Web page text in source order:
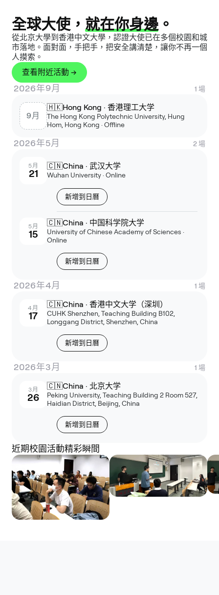
全球大使， 就在你身邊 。
從北京大學到香港中文大學，認證大使已在多個校園和城
市落地。面對面，手把手，把安全講清楚，讓你不再一個
人摸索。
查看附近活動 →
2026年9月 1 場
9月
🇭🇰Hong Kong · 香港理工大学
The Hong Kong Polytechnic University, Hung
Hom, Hong Kong · Offline
2026年5月 2場
5月
21
🇨🇳China · 武汉大学
Wuhan University · Online
新增到日曆
5月
15
🇨🇳China · 中国科学院大学
University of Chinese Academy of Sciences ·
Online
新增到日曆
2026年4月 1 場
4月
17
🇨🇳China · 香港中文大学（深圳）
CUHK Shenzhen, Teaching Building B102,
Longgang District, Shenzhen, China
新增到日曆
2026年3月 1 場
3月
26
🇨🇳China · 北京大学
Peking University, Teaching Building 2 Room 527,
Haidian District, Beijing, China
新增到日曆
近期校園活動精彩瞬間